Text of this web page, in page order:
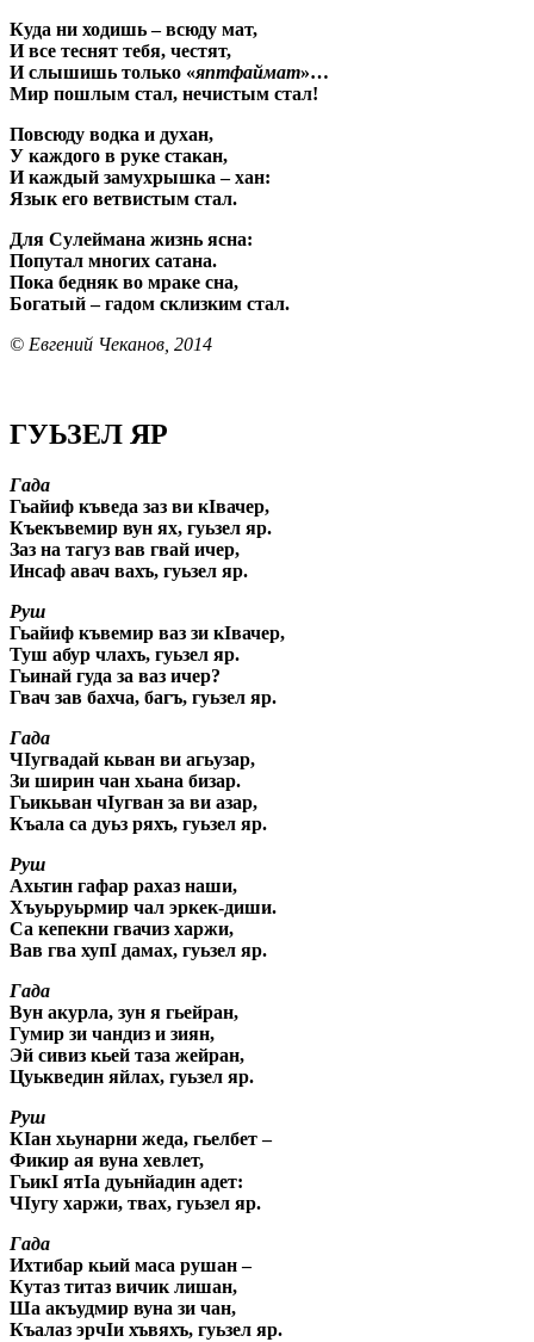
Куда ни ходишь – всюду мат,
И все теснят тебя, честят,
И слышишь только «яптфаймат»…
Мир пошлым стал, нечистым стал!
Повсюду водка и духан,
У каждого в руке стакан,
И каждый замухрышка – хан:
Язык его ветвистым стал.
Для Сулеймана жизнь ясна:
Попутал многих сатана.
Пока бедняк во мраке сна,
Богатый – гадом склизким стал.
© Евгений Чеканов, 2014
ГУЬЗЕЛ ЯР
Гада
Гьайиф къведа заз ви кIвачер,
Къекъвемир вун ях, гуьзел яр.
Заз на тагуз вав гвай ичер,
Инсаф авач вахъ, гуьзел яр.
Руш
Гьайиф къвемир ваз зи кIвачер,
Туш абур члахъ, гуьзел яр.
Гьинай гуда за ваз ичер?
Гвач зав бахча, багъ, гуьзел яр.
Гада
ЧIугвадай кьван ви агьузар,
Зи ширин чан хьана бизар.
Гьикьван чIугван за ви азар,
Къала са дуьз ряхъ, гуьзел яр.
Руш
Ахьтин гафар рахаз наши,
Хъуьруьрмир чал эркек-диши.
Са кепекни гвачиз харжи,
Вав гва хупI дамах, гуьзел яр.
Гада
Вун акурла, зун я гьейран,
Гумир зи чандиз и зиян,
Эй сивиз кьей таза жейран,
Цуькведин яйлах, гуьзел яр.
Руш
КIан хьунарни жеда, гьелбет –
Фикир ая вуна хевлет,
ГьикI ятIа дуьнйадин адет:
ЧIугу харжи, твах, гуьзел яр.
Гада
Ихтибар кьий маса рушан –
Кутаз титаз вичик лишан,
Ша акъудмир вуна зи чан,
Къалаз эрчIи хъвяхъ, гуьзел яр.